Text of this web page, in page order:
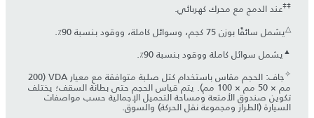
‡‡عند الدمج مع محرك كهربائي.
△يشمل سائقًا بوزن 75 كجم، وسوائل كاملة، ووقود بنسبة 90٪.
▲يشمل سوائل كاملة ووقود بنسبة 90٪.
✧ جاف: الحجم مقاس باستخدام كتل صلبة متوافقة مع معيار VDA ‏(200
مم × 50 مم × 100 مم). يتم قياس الحجم حتى بطانة السقف؛ يختلف
تكوين صندوق الأمتعة ومساحة التحميل الإجمالية حسب مواصفات
السيارة (الطراز ومجموعة نقل الحركة) والسوق.